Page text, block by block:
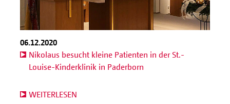
06.12.2020
Nikolaus besucht kleine Patienten in der St.-
Louise-Kinderklinik in Paderborn
WEITERLESEN